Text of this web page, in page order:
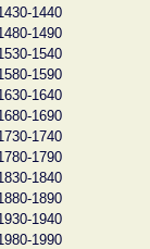
1440
1490
1540
1590
1640
1690
1740
1790
1840
1890
1940
1990